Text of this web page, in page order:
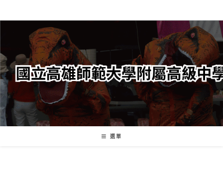
轉
要
內
容
選單